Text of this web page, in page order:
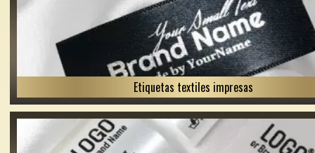
Etiquetas textiles impresas